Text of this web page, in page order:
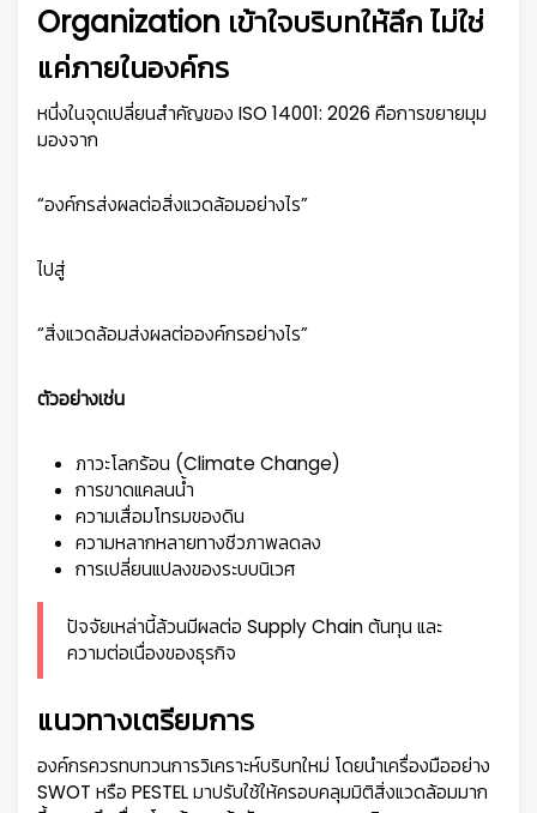
Organization เข้าใจบริบทให้ลึก ไม่ใช่
แค่ภายในองค์กร
หนึ่งในจุดเปลี่ยนสำคัญของ ISO 14001: 2026 คือการขยายมุม
มองจาก
“องค์กรส่งผลต่อสิ่งแวดล้อมอย่างไร”
ไปสู่
“สิ่งแวดล้อมส่งผลต่อองค์กรอย่างไร”
ตัวอย่างเช่น
ภาวะโลกร้อน (Climate Change)
การขาดแคลนน้ำ
ความเสื่อมโทรมของดิน
ความหลากหลายทางชีวภาพลดลง
การเปลี่ยนแปลงของระบบนิเวศ
ปัจจัยเหล่านี้ล้วนมีผลต่อ Supply Chain ต้นทุน และ
ความต่อเนื่องของธุรกิจ
แนวทางเตรียมการ
องค์กรควรทบทวนการวิเคราะห์บริบทใหม่ โดยนำเครื่องมืออย่าง
SWOT หรือ PESTEL มาปรับใช้ให้ครอบคลุมมิติสิ่งแวดล้อมมาก